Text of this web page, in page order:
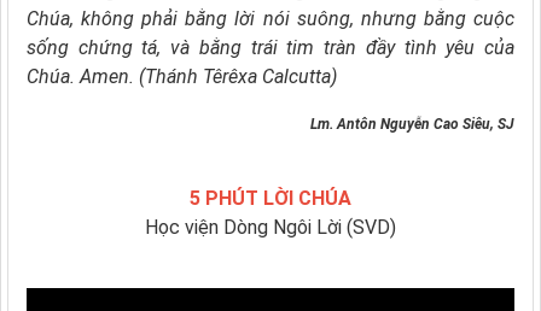
Chúa,không phải bằng lời nói suông, nhưng bằng cuộc
sống chứng tá, và bằng trái tim tràn đầy tình yêu của
Chúa. Amen. (Thánh Têrêxa Calcutta)
Lm. Antôn Nguyễn Cao Siêu, SJ
5 PHÚT LỜI CHÚA
Học viện Dòng Ngôi Lời (SVD)